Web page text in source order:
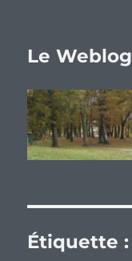
Le
Étiquette :